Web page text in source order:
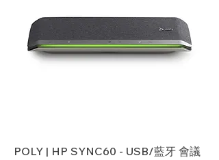
POLY | HP SYNC60 - USB/藍牙 會議